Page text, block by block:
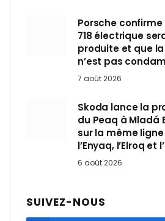
Porsche confirme
718 électrique
produite et que
n’est pas
7 août 2026
Skoda lance la
du Peaq à Mladá
sur la même
l’Enyaq, l’Elroq et
6 août 2026
SUIVEZ-NOUS